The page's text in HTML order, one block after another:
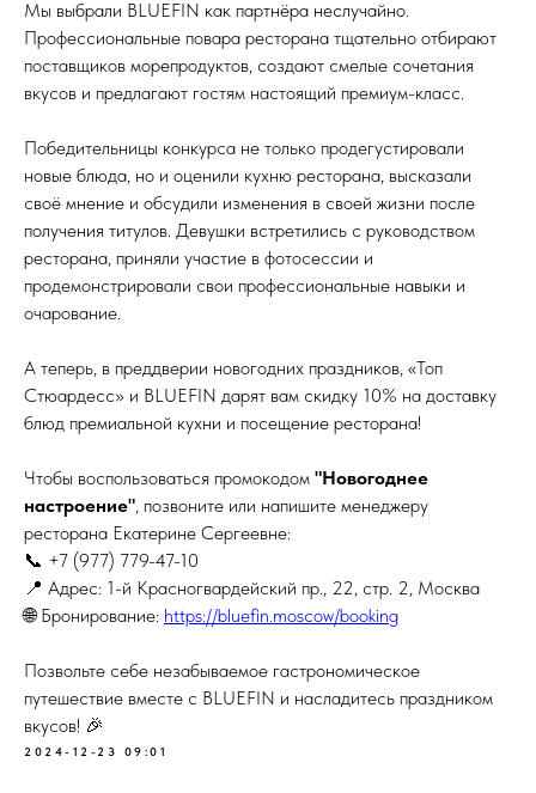
Мы выбрали BLUEFIN как партнёра неслучайно.
Профессиональные повара ресторана тщательно отбирают
поставщиков морепродуктов, создают смелые сочетания
вкусов и предлагают гостям настоящий премиум-класс.
Победительницы конкурса не только продегустировали
новые блюда, но и оценили кухню ресторана, высказали
своё мнение и обсудили изменения в своей жизни после
получения титулов. Девушки встретились с руководством
ресторана, приняли участие в фотосессии и
продемонстрировали свои профессиональные навыки и
очарование.
А теперь, в преддверии новогодних праздников, «Топ
Стюардесс» и BLUEFIN дарят вам скидку 10% на доставку
блюд премиальной кухни и посещение ресторана!
Чтобы воспользоваться промокодом "Новогоднее
настроение" , позвоните или напишите менеджеру
ресторана Екатерине Сергеевне:
📞 +7 (977) 779-47-10
📍 Адрес: 1-й Красногвардейский пр., 22, стр. 2, Москва
🌐 Бронирование: https://bluefin.moscow/booking
Позвольте себе незабываемое гастрономическое
путешествие вместе с BLUEFIN и насладитесь праздником
вкусов! 🎉
2024-12-23 09:01